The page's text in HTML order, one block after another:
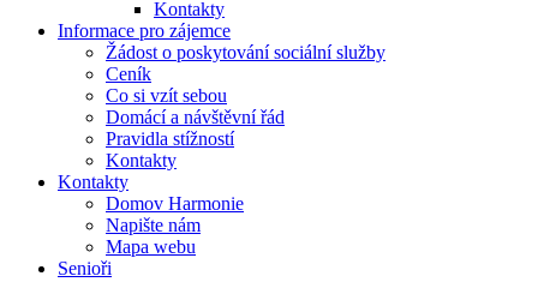
Kontakty
Informace pro zájemce
Žádost o poskytování sociální služby
Ceník
Co si vzít sebou
Domácí a návštěvní řád
Pravidla stížností
Kontakty
Kontakty
Domov Harmonie
Napište nám
Mapa webu
Senioři